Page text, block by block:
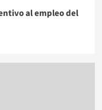
al empleo del